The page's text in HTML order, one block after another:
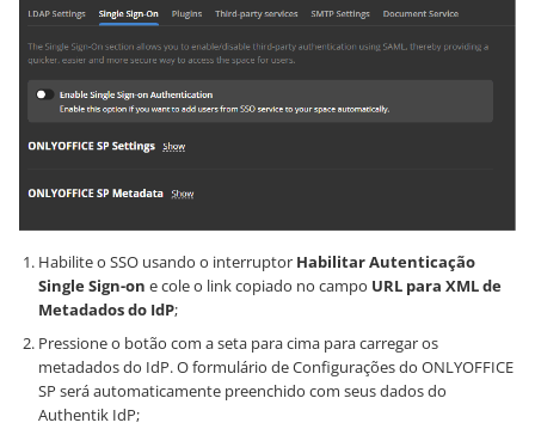
Habilite o SSO usando o interruptor Habilitar Autenticação
Single Sign-on e cole o link copiado no campo URL para XML de
Metadados do IdP;
Pressione o botão com a seta para cima para carregar os
metadados do IdP. O formulário de Configurações do ONLYOFFICE
SP será automaticamente preenchido com seus dados do
Authentik IdP;